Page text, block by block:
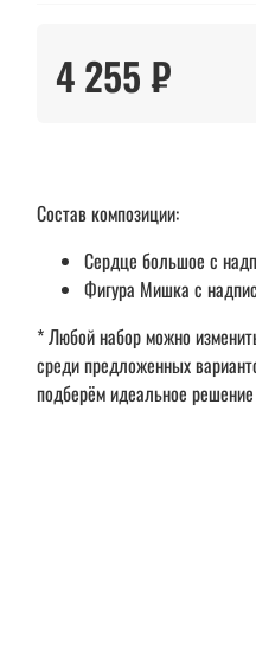
4 255 ₽
Состав композиции:
Сердце большое с
Фигура Мишка с
* Любой набор можно
среди предложенных
подберём идеальное